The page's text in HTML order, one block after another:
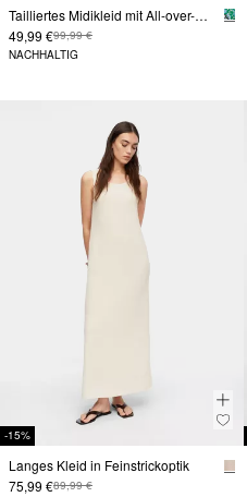
Tailliertes Midikleid mit All-over-Print
49,99 €99,99 €
NACHHALTIG
-15%
Langes Kleid in Feinstrickoptik
75,99 €89,99 €